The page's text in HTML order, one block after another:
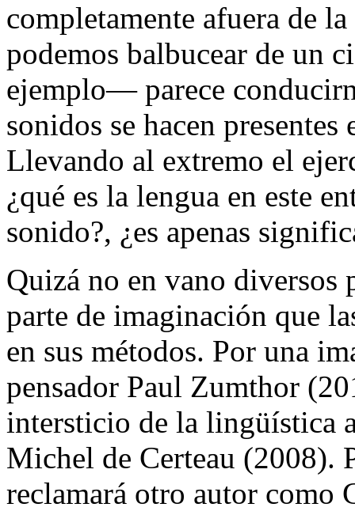
completamente afuera de
podemos balbucear de un
ejemplo—parece
sonidos se hacen
Llevando al extremo el
¿qué es la lengua en este
sonido?, ¿es apenas
Quizá no en vano diversos
parte de imaginación que
en sus métodos. Por una
pensador Paul Zumthor
intersticio de la lingüística
Michel de Certeau (2008).
reclamará otro autor como